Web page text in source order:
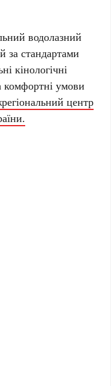
водолазний
за стандартами
кінологічні
комфортні умови
центр